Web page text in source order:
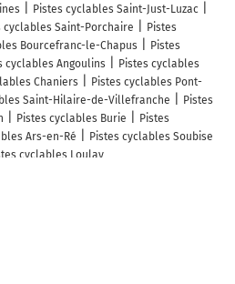
Pistes cyclables Saint-Just-Luzac
cyclables Saint-Porchaire
Pistes
Bourcefranc-le-Chapus
Pistes
cyclables Angoulins
Pistes cyclables
Chaniers
Pistes cyclables Pont-
Saint-Hilaire-de-Villefranche
Pistes
Pistes cyclables Burie
Pistes
Ars-en-Ré
Pistes cyclables Soubise
cyclables Loulay